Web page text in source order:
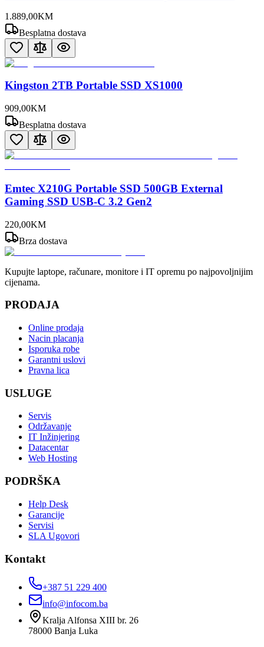
1.889,00KM
Besplatna dostava
Kingston 2TB Portable SSD XS1000
909,00KM
Besplatna dostava
Emtec X210G Portable SSD 500GB External
Gaming SSD USB-C 3.2 Gen2
220,00KM
Brza dostava
Kupujte laptope, računare, monitore i IT opremu po najpovoljnijim
cijenama.
PRODAJA
Online prodaja
Nacin placanja
Isporuka robe
Garantni uslovi
Pravna lica
USLUGE
Servis
Održavanje
IT Inžinjering
Datacentar
Web Hosting
PODRŠKA
Help Desk
Garancije
Servisi
SLA Ugovori
Kontakt
+387 51 229 400
info@infocom.ba
Kralja Alfonsa XIII br. 26
78000 Banja Luka